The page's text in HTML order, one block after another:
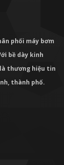
phối máy bơm
bề dày kinh
thương hiệu tin
thành phố.